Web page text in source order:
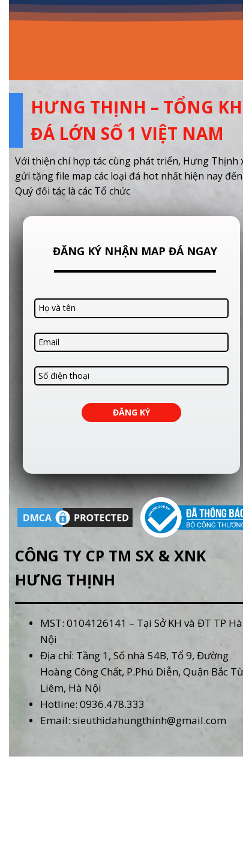
CÔNG TY CP TM SX & XNK
HƯNG THỊNH
MST: 0104126141 – Tại Sở KH và ĐT TP Hà
Nội
Địa chỉ: Tầng 1, Số nhà 54B, Tổ 9, Đường
Hoàng Công Chất, P.Phú Diễn, Quận Bắc Từ
Liêm, Hà Nội
Hotline: 0936.478.333
Email: sieuthidahungthinh@gmail.com
ĐĂNG KÝ
Với thiện chí hợp tác cùng phát triển, Hưng Thịnh xin
gửi tặng file map các loại đá hot nhất hiện nay đến
Quý đối tác là các Tổ chức
HƯNG THỊNH – TỔNG KHO
ĐÁ LỚN SỐ 1 VIỆT NAM
ĐĂNG KÝ NHẬN MAP ĐÁ NGAY